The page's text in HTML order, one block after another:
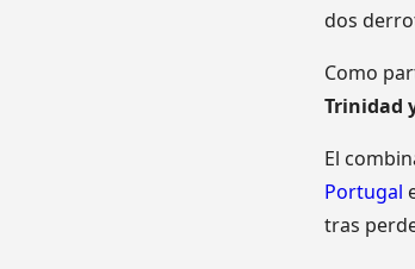
dos
Como
Trinidad
El
Portugal
tras